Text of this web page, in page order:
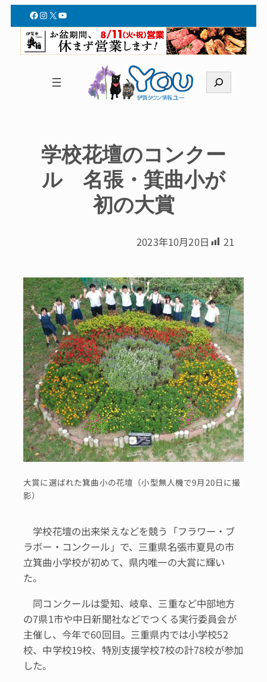
Facebook
Instagram
X YouTube
索
学校花壇のコンクー
ル 名張・箕曲小が
初の大賞
2023年10月20日 21
大賞に選ばれた箕曲小の花壇（小型無人機で9月20日に撮
影）
学校花壇の出来栄えなどを競う「フラワー・ブ
ラボー・コンクール」で、三重県名張市夏見の市
立箕曲小学校が初めて、県内唯一の大賞に輝い
た。
同コンクールは愛知、岐阜、三重など中部地方
の7県1市や中日新聞社などでつくる実行委員会が
主催し、今年で60回目。三重県内では小学校52
校、中学校19校、特別支援学校7校の計78校が参加
した。